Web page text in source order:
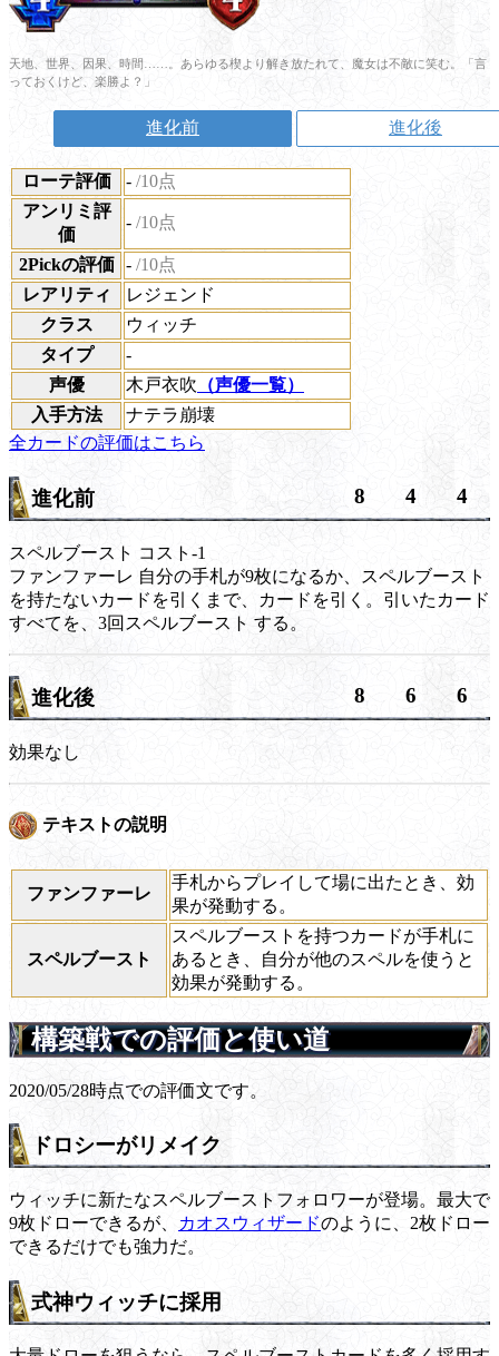
天地、世界、因果、時間……。あらゆる楔より解き放たれて、魔女は不敵に笑む。「言
っておくけど、楽勝よ？」
進化前 進化後
ローテ評価 - /10点
アンリミ評
価
- /10点
2Pickの評価 - /10点
レアリティ
レジェンド
クラス
ウィッチ
タイプ
-
声優
木戸衣吹 （声優一覧）
入手方法
ナテラ崩壊
全カードの評価はこちら
進化前 8 4 4
スペルブースト コスト-1
ファンファーレ 自分の手札が9枚になるか、
スペルブースト
を持たないカードを引くまで、カードを引く。引いたカード
すべてを、3回 スペルブースト する。
進化後 8 6 6
効果なし
テキストの説明
ファンファーレ
手札からプレイして場に出たとき、効
果が発動する。
スペルブースト
スペルブーストを持つカードが手札に
あるとき、自分が他のスペルを使うと
効果が発動する。
構築戦での評価と使い道
2020/05/28時点での評価文です。
ドロシーがリメイク
ウィッチに新たなスペルブーストフォロワーが登場。最大で
9枚ドローできるが、
カオスウィザードのように、2枚ドロー
できるだけでも強力だ。
式神ウィッチに採用